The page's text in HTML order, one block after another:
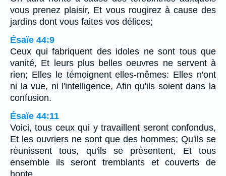
vous prenez plaisir, Et vous rougirez à cause des
jardins dont vous faites vos délices;
Ésaïe 44:9
Ceux qui fabriquent des idoles ne sont tous que
vanité, Et leurs plus belles oeuvres ne servent à
rien; Elles le témoignent elles-mêmes: Elles n'ont
ni la vue, ni l'intelligence, Afin qu'ils soient dans la
confusion.
Ésaïe 44:11
Voici, tous ceux qui y travaillent seront confondus,
Et les ouvriers ne sont que des hommes; Qu'ils se
réunissent tous, qu'ils se présentent, Et tous
ensemble ils seront tremblants et couverts de
honte.